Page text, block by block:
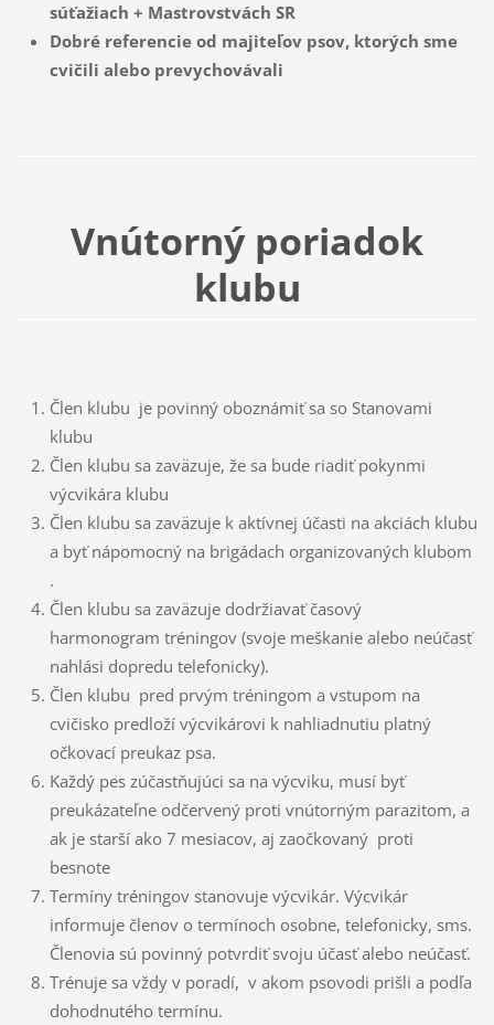
súťažiach + Mastrovstvách SR
Dobré referencie od majiteľov psov, ktorých sme
cvičili alebo prevychovávali
Vnútorný poriadok
klubu
Člen klubu je povinný oboznámiť sa so Stanovami
klubu
Člen klubu sa zaväzuje, že sa bude riadiť pokynmi
výcvikára klubu
Člen klubu sa zaväzuje k aktívnej účasti na akciách klubu
a byť nápomocný na brigádach organizovaných klubom
.
Člen klubu sa zaväzuje dodržiavať časový
harmonogram tréningov (svoje meškanie alebo neúčasť
nahlási dopredu telefonicky).
Člen klubu pred prvým tréningom a vstupom na
cvičisko predloží výcvikárovi k nahliadnutiu platný
očkovací preukaz psa.
Každý pes zúčastňujúci sa na výcviku, musí byť
preukázateľne odčervený proti vnútorným parazitom, a
ak je starší ako 7 mesiacov, aj zaočkovaný proti
besnote
Termíny tréningov stanovuje výcvikár. Výcvikár
informuje členov o termínoch osobne, telefonicky, sms.
Členovia sú povinný potvrdiť svoju účasť alebo neúčasť.
Trénuje sa vždy v poradí, v akom psovodi prišli a podľa
dohodnutého termínu.